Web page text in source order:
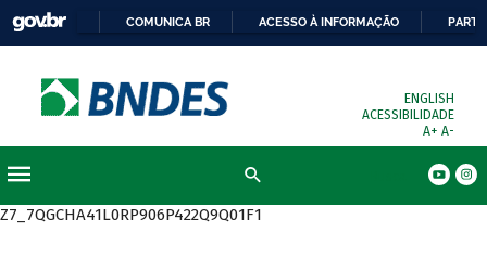
COMUNICA BR ACESSO À INFORMAÇÃO
ENGLISH
ACESSIBILIDADE
A+ A-
Z7_7QGCHA41L0RP906P422Q9Q01F1